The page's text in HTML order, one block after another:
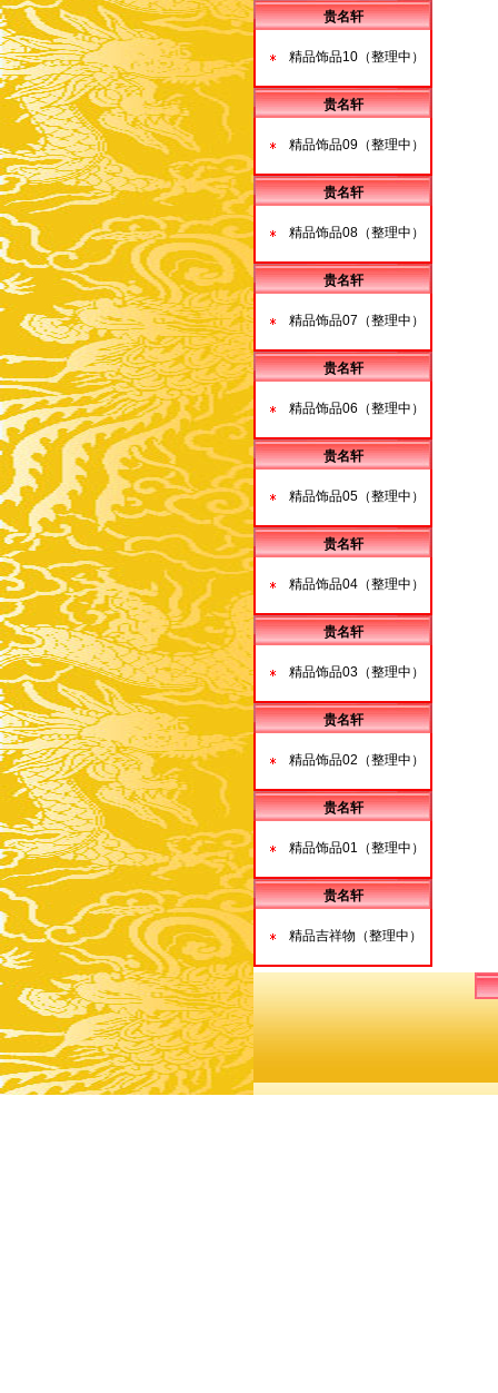
贵名轩
精品饰品10（整理中）
贵名轩
精品饰品09（整理中）
贵名轩
精品饰品08（整理中）
贵名轩
精品饰品07（整理中）
贵名轩
精品饰品06（整理中）
贵名轩
精品饰品05（整理中）
贵名轩
精品饰品04（整理中）
贵名轩
精品饰品03（整理中）
贵名轩
精品饰品02（整理中）
贵名轩
精品饰品01（整理中）
贵名轩
精品吉祥物（整理中）